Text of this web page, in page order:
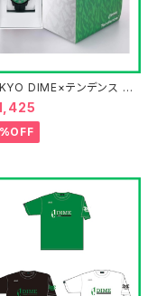
DIME×テンデンス オ
ルウォッチ第2弾